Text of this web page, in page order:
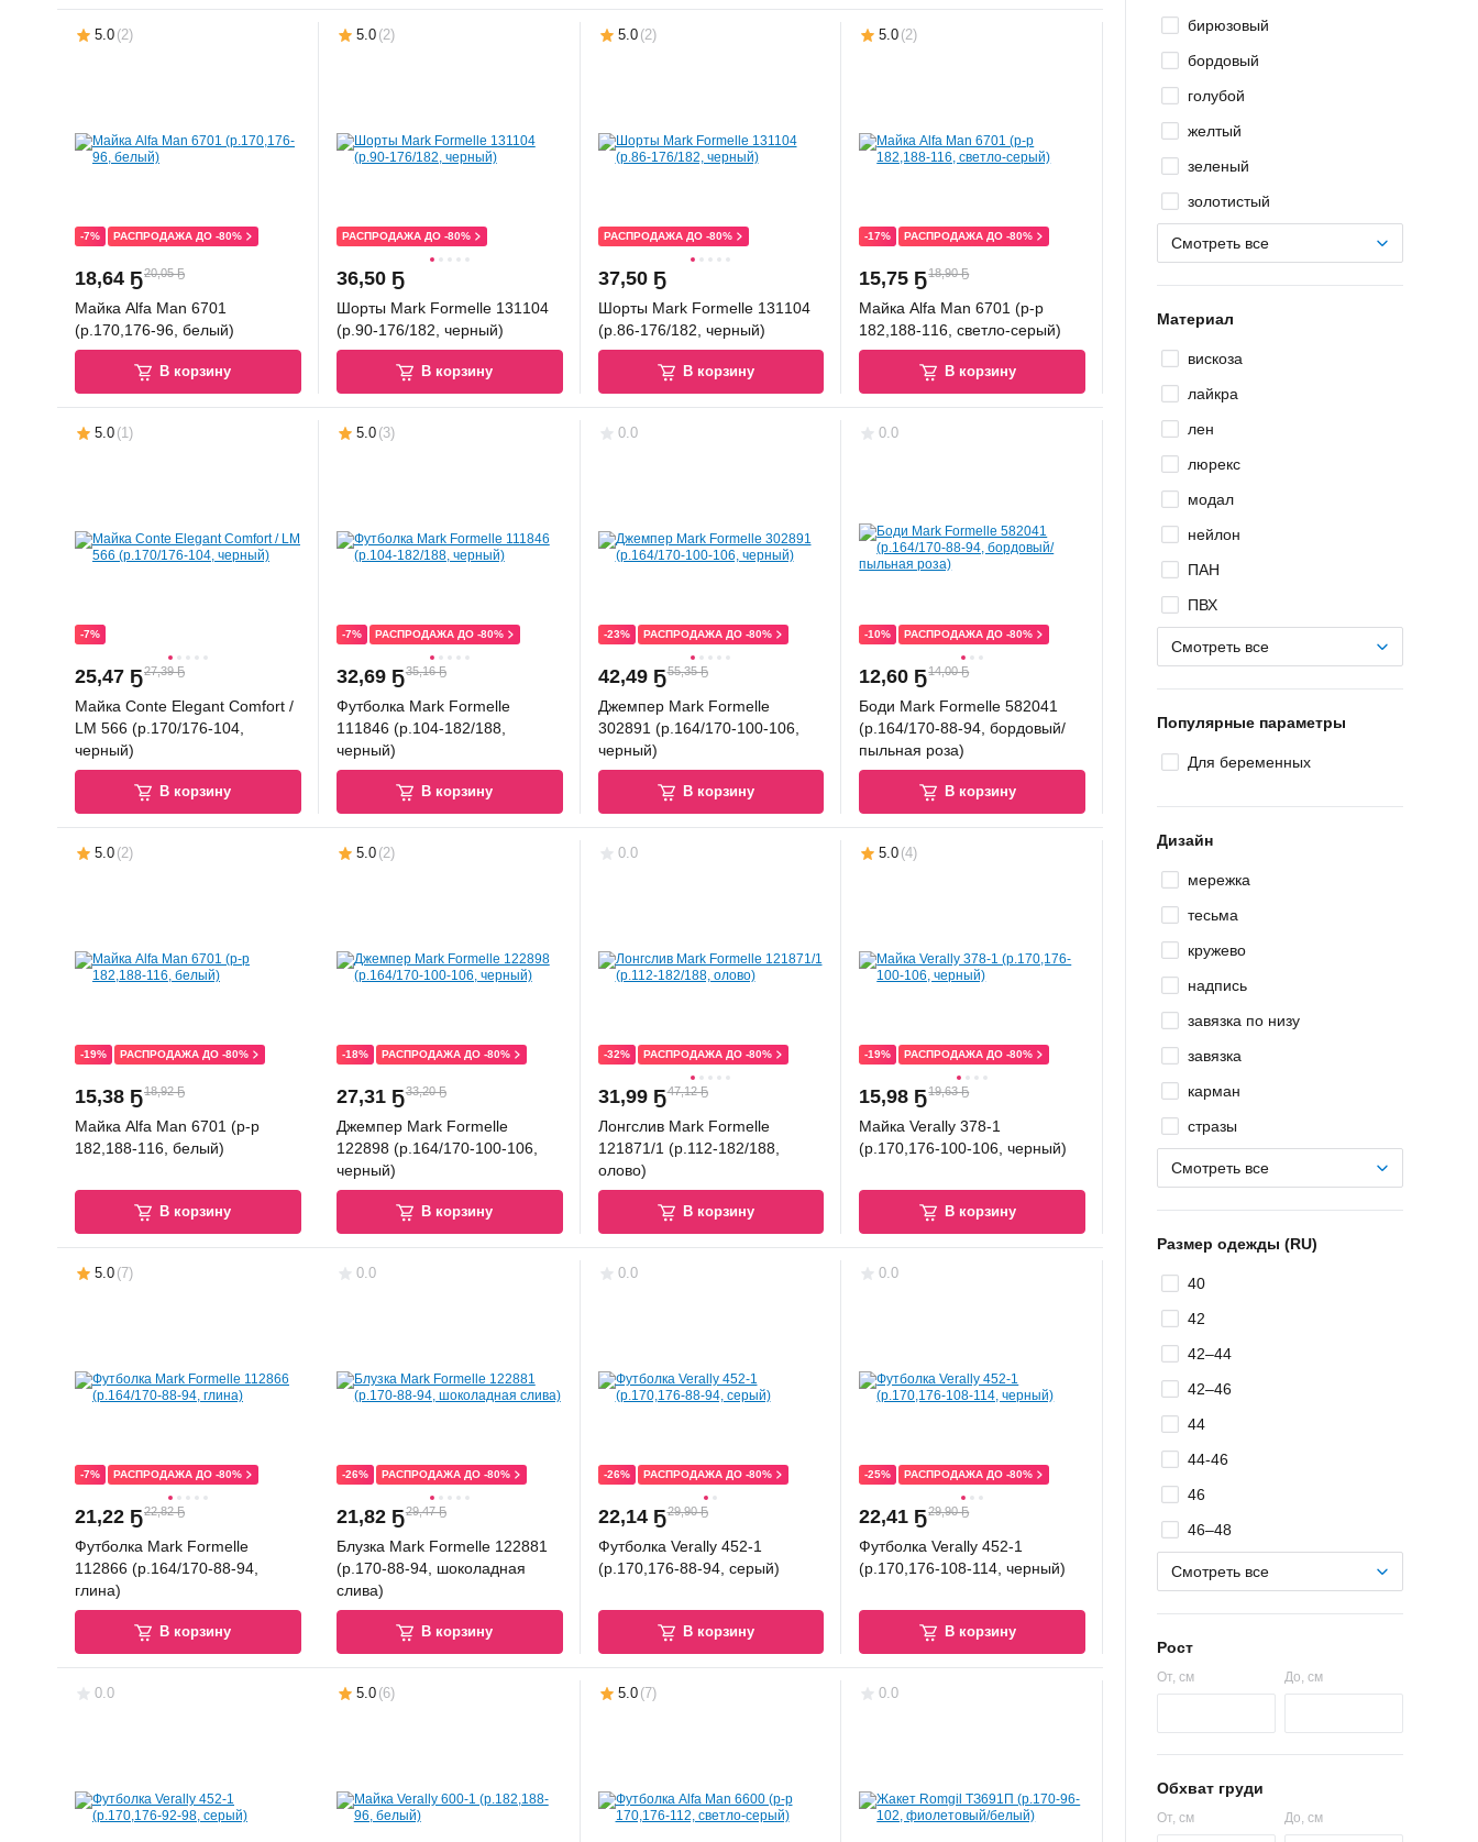
5.0 (2)
-7% РАСПРОДАЖА ДО -80%
18,64 Ҕ20,05 Ҕ
Майка Alfa Man 6701
(р.170,176-96, белый)
В корзину
5.0 (2)
РАСПРОДАЖА ДО -80%
36,50 Ҕ
Шорты Mark Formelle 131104
(р.90-176/182, черный)
В корзину
5.0 (2)
РАСПРОДАЖА ДО -80%
37,50 Ҕ
Шорты Mark Formelle 131104
(р.86-176/182, черный)
В корзину
5.0 (2)
-17% РАСПРОДАЖА ДО -80%
15,75 Ҕ18,90 Ҕ
Майка Alfa Man 6701 (р-р
182,188-116, светло-серый)
В корзину
5.0 (1)
-7%
25,47 Ҕ27,39 Ҕ
Майка Conte Elegant Comfort /
LM 566 (р.170/176-104,
черный)
В корзину
5.0 (3)
-7% РАСПРОДАЖА ДО -80%
32,69 Ҕ35,16 Ҕ
Футболка Mark Formelle
111846 (р.104-182/188,
черный)
В корзину
0.0
-23% РАСПРОДАЖА ДО -80%
42,49 Ҕ55,35 Ҕ
Джемпер Mark Formelle
302891 (р.164/170-100-106,
черный)
В корзину
0.0
-10% РАСПРОДАЖА ДО -80%
12,60 Ҕ14,00 Ҕ
Боди Mark Formelle 582041
(р.164/170-88-94, бордовый/
пыльная роза)
В корзину
5.0 (2)
-19% РАСПРОДАЖА ДО -80%
15,38 Ҕ18,92 Ҕ
Майка Alfa Man 6701 (р-р
182,188-116, белый)
В корзину
5.0 (2)
-18% РАСПРОДАЖА ДО -80%
27,31 Ҕ33,20 Ҕ
Джемпер Mark Formelle
122898 (р.164/170-100-106,
черный)
В корзину
0.0
-32% РАСПРОДАЖА ДО -80%
31,99 Ҕ47,12 Ҕ
Лонгслив Mark Formelle
121871/1 (р.112-182/188,
олово)
В корзину
5.0 (4)
-19% РАСПРОДАЖА ДО -80%
15,98 Ҕ19,63 Ҕ
Майка Verally 378-1
(р.170,176-100-106, черный)
В корзину
5.0 (7)
-7% РАСПРОДАЖА ДО -80%
21,22 Ҕ22,82 Ҕ
Футболка Mark Formelle
112866 (р.164/170-88-94,
глина)
В корзину
0.0
-26% РАСПРОДАЖА ДО -80%
21,82 Ҕ29,47 Ҕ
Блузка Mark Formelle 122881
(р.170-88-94, шоколадная
слива)
В корзину
0.0
-26% РАСПРОДАЖА ДО -80%
22,14 Ҕ29,90 Ҕ
Футболка Verally 452-1
(р.170,176-88-94, серый)
В корзину
0.0
-25% РАСПРОДАЖА ДО -80%
22,41 Ҕ29,90 Ҕ
Футболка Verally 452-1
(р.170,176-108-114, черный)
В корзину
0.0 5.0 (6) 5.0 (7) 0.0
бирюзовый
бордовый
голубой
желтый
зеленый
золотистый
Смотреть все
Материал
вискоза
лайкра
лен
люрекс
модал
нейлон
ПАН
ПВХ
Смотреть все
Популярные параметры
Для беременных
Дизайн
мережка
тесьма
кружево
надпись
завязка по низу
завязка
карман
стразы
Смотреть все
Размер одежды (RU)
40
42
42–44
42–46
44
44-46
46
46–48
Смотреть все
Рост
От, см До, см
Обхват груди
От, см До, см